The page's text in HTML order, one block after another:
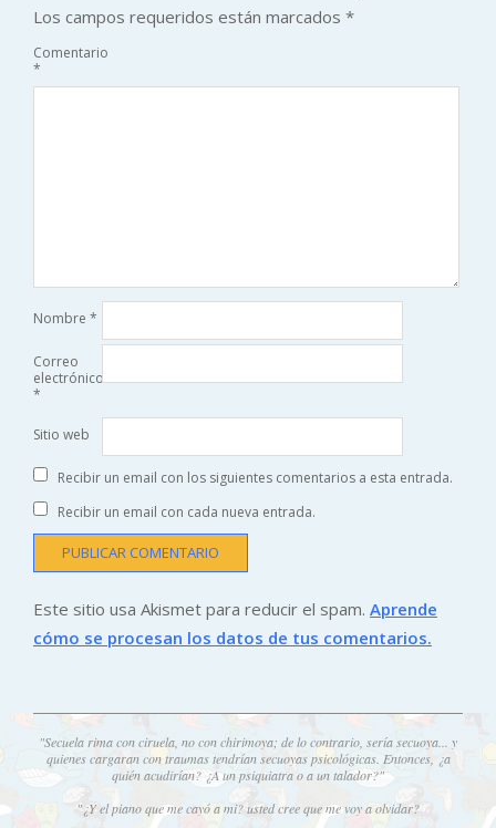
Los campos requeridos están marcados *
Comentario
*
Nombre *
Correo
electrónico
*
Sitio web
Recibir un email con los siguientes comentarios a esta entrada.
Recibir un email con cada nueva entrada.
Este sitio usa Akismet para reducir el spam. Aprende
cómo se procesan los datos de tus comentarios.
"Secuela rima con ciruela, no con chirimoya; de lo contrario, sería secuoya... y
quienes cargaran con traumas tendrían secuoyas psicológicas. Entonces, ¿a
quién acudirían? ¿A un psiquiatra o a un talador?"
"¿Y el piano que me cayó a mi? usted cree que me voy a olvidar?